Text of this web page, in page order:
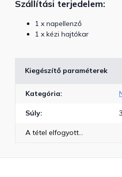
Szállítási terjedelem:
1 x napellenző
1 x kézi hajtókar
Kiegészítő paraméterek
Kategória:
Súly:
A tétel elfogyott…